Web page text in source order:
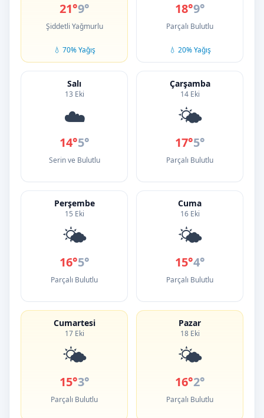
21°9°
Şiddetli Yağmurlu
💧 70% Yağış
18°9°
Parçalı Bulutlu
💧 20% Yağış
Salı
13 Eki
☁️
14°5°
Serin ve Bulutlu
Çarşamba
14 Eki
🌤️
17°5°
Parçalı Bulutlu
Perşembe
15 Eki
🌤️
16°5°
Parçalı Bulutlu
Cuma
16 Eki
🌤️
15°4°
Parçalı Bulutlu
Cumartesi
17 Eki
🌤️
15°3°
Parçalı Bulutlu
Pazar
18 Eki
🌤️
16°2°
Parçalı Bulutlu